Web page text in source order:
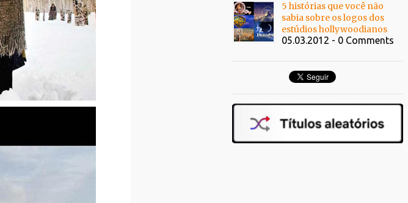
5 histórias que você não
sabia sobre os logos dos
estúdios hollywoodianos
05.03.2012 - 0 Comments